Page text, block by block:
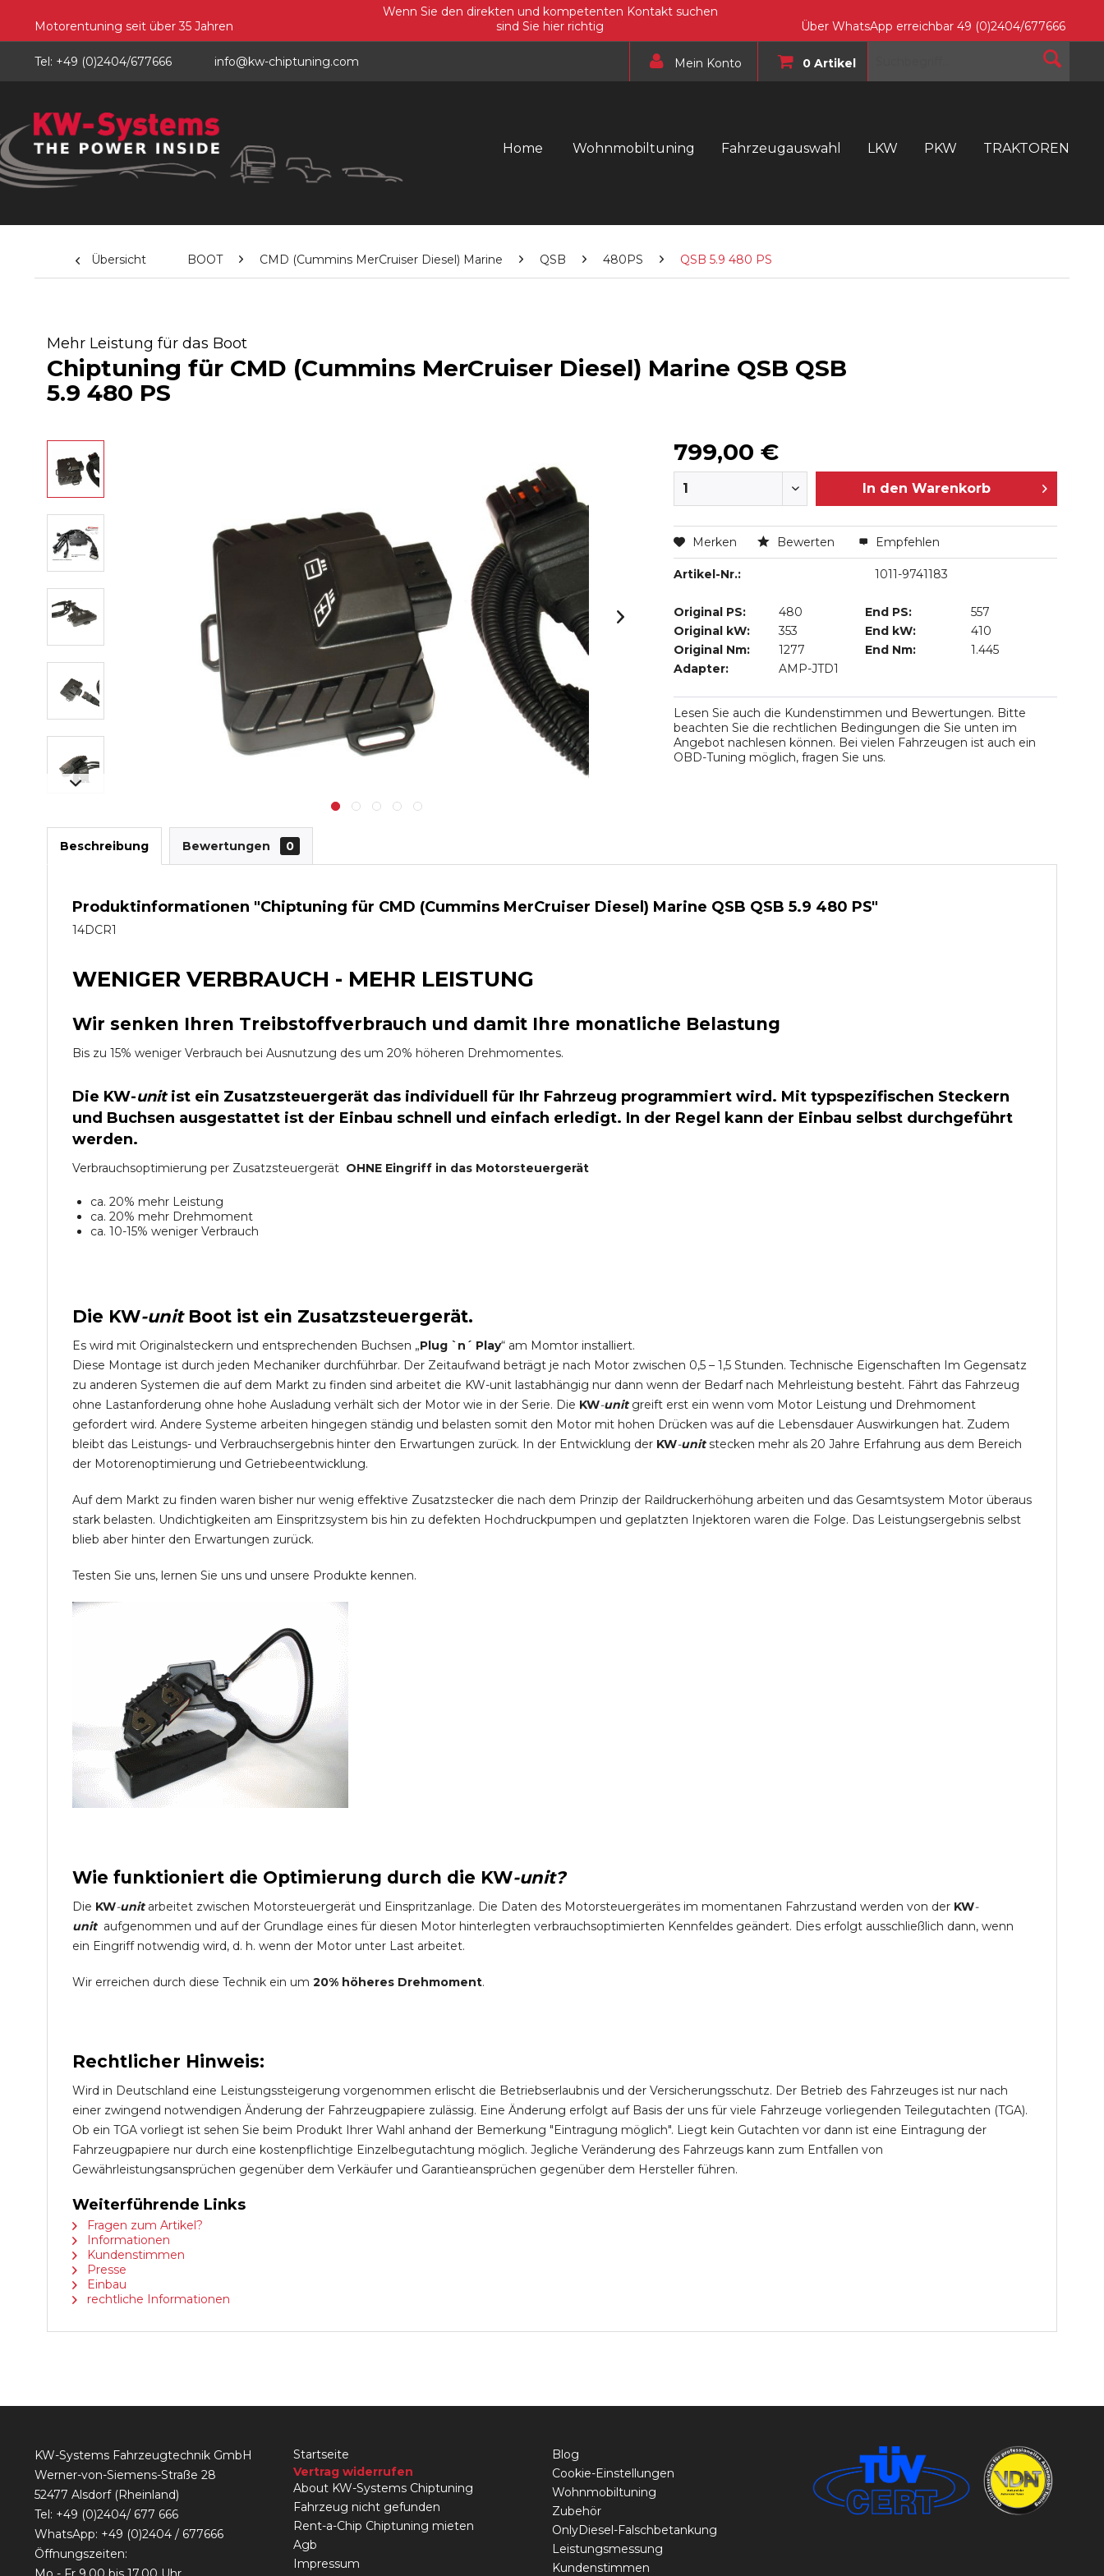
Motorentuning seit über 35 Jahren
Wenn Sie den direkten und kompetenten Kontakt suchen
sind Sie hier richtig
Über WhatsApp erreichbar 49 (0)2404/677666
Tel: +49 (0)2404/677666 info@kw-chiptuning.com Mein Konto 0 Artikel
Home Wohnmobiltuning Fahrzeugauswahl LKW PKW TRAKTOREN
Übersicht BOOT CMD (Cummins MerCruiser Diesel) Marine QSB 480PS QSB 5.9 480 PS
Mehr Leistung für das Boot
Chiptuning für CMD (Cummins MerCruiser Diesel) Marine QSB QSB
5.9 480 PS
799,00 €
In den Warenkorb
Merken Bewerten Empfehlen
Artikel-Nr.: 1011-9741183
Original PS: 480 End PS:
557
Original kW:
353 End kW:
410
Original Nm:
1277 End Nm:
1.445
Adapter:
AMP-JTD1
Lesen Sie auch die Kundenstimmen und Bewertungen. Bitte
beachten Sie die rechtlichen Bedingungen die Sie unten im
Angebot nachlesen können. Bei vielen Fahrzeugen ist auch ein
OBD-Tuning möglich, fragen Sie uns.
Beschreibung Bewertungen 0
Produktinformationen "Chiptuning für CMD (Cummins MerCruiser Diesel) Marine QSB QSB 5.9 480 PS"
14DCR1
WENIGER VERBRAUCH - MEHR LEISTUNG
Wir senken Ihren Treibstoffverbrauch und damit Ihre monatliche Belastung
Bis zu 15% weniger Verbrauch bei Ausnutzung des um 20% höheren Drehmomentes.
Die KW-unitist ein Zusatzsteuergerät das individuell für Ihr Fahrzeug programmiert wird. Mit typspezifischen Steckern
und Buchsen ausgestattet ist der Einbau schnell und einfach erledigt. In der Regel kann der Einbau selbst durchgeführt
werden.
Verbrauchsoptimierung per Zusatzsteuergerät OHNE Eingriff in das Motorsteuergerät
ca. 20% mehr Leistung
ca. 20% mehr Drehmoment
ca. 10-15% weniger Verbrauch
Die KW-unit Boot ist ein Zusatzsteuergerät.
Es wird mit Originalsteckern und entsprechenden Buchsen „Plug `n´ Play“ am Momtor installiert.
Diese Montage ist durch jeden Mechaniker durchführbar. Der Zeitaufwand beträgt je nach Motor zwischen 0,5 – 1,5 Stunden. Technische Eigenschaften Im Gegensatz
zu anderen Systemen die auf dem Markt zu finden sind arbeitet die KW-unit lastabhängig nur dann wenn der Bedarf nach Mehrleistung besteht. Fährt das Fahrzeug
ohne Lastanforderung ohne hohe Ausladung verhält sich der Motor wie in der Serie. Die KW-unit greift erst ein wenn vom Motor Leistung und Drehmoment
gefordert wird. Andere Systeme arbeiten hingegen ständig und belasten somit den Motor mit hohen Drücken was auf die Lebensdauer Auswirkungen hat. Zudem
bleibt das Leistungs- und Verbrauchsergebnis hinter den Erwartungen zurück. In der Entwicklung der KW-unitstecken mehr als 20 Jahre Erfahrung aus dem Bereich
der Motorenoptimierung und Getriebeentwicklung.
Auf dem Markt zu finden waren bisher nur wenig effektive Zusatzstecker die nach dem Prinzip der Raildruckerhöhung arbeiten und das Gesamtsystem Motor überaus
stark belasten. Undichtigkeiten am Einspritzsystem bis hin zu defekten Hochdruckpumpen und geplatzten Injektoren waren die Folge. Das Leistungsergebnis selbst
blieb aber hinter den Erwartungen zurück.
Testen Sie uns, lernen Sie uns und unsere Produkte kennen.
Wie funktioniert die Optimierung durch die KW-unit?
Die KW-unit arbeitet zwischen Motorsteuergerät und Einspritzanlage. Die Daten des Motorsteuergerätes im momentanen Fahrzustand werden von der KW-
unit aufgenommen und auf der Grundlage eines für diesen Motor hinterlegten verbrauchsoptimierten Kennfeldes geändert. Dies erfolgt ausschließlich dann, wenn
ein Eingriff notwendig wird, d. h. wenn der Motor unter Last arbeitet.
Wir erreichen durch diese Technik ein um 20% höheres Drehmoment.
Rechtlicher Hinweis:
Wird in Deutschland eine Leistungssteigerung vorgenommen erlischt die Betriebserlaubnis und der Versicherungsschutz. Der Betrieb des Fahrzeuges ist nur nach
einer zwingend notwendigen Änderung der Fahrzeugpapiere zulässig. Eine Änderung erfolgt auf Basis der uns für viele Fahrzeuge vorliegenden Teilegutachten (TGA).
Ob ein TGA vorliegt ist sehen Sie beim Produkt Ihrer Wahl anhand der Bemerkung "Eintragung möglich". Liegt kein Gutachten vor dann ist eine Eintragung der
Fahrzeugpapiere nur durch eine kostenpflichtige Einzelbegutachtung möglich. Jegliche Veränderung des Fahrzeugs kann zum Entfallen von
Gewährleistungsansprüchen gegenüber dem Verkäufer und Garantieansprüchen gegenüber dem Hersteller führen.
Weiterführende Links
Fragen zum Artikel?
Informationen
Kundenstimmen
Presse
Einbau
rechtliche Informationen
KW-Systems Fahrzeugtechnik GmbH
Werner-von-Siemens-Straße 28
52477 Alsdorf (Rheinland)
Tel: +49 (0)2404/ 677 666
WhatsApp: +49 (0)2404 / 677666
Öffnungszeiten:
Startseite
Vertrag widerrufen
About KW-Systems Chiptuning
Fahrzeug nicht gefunden
Rent-a-Chip Chiptuning mieten
Agb
Impressum
Blog
Cookie-Einstellungen
Wohnmobiltuning
Zubehör
OnlyDiesel-Falschbetankung
Leistungsmessung
Kundenstimmen